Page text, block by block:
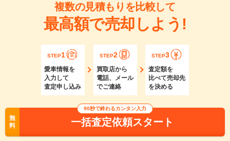
複数の見積もりを比較して
最高額で売却しよう!
STEP1
愛車情報を
入力して
査定申し込み
STEP2
買取店から
電話、メール
でご連絡
STEP3
査定額を
比べて売却先
を決める
無
料
90秒で終わるカンタン入力
一括査定依頼スタート